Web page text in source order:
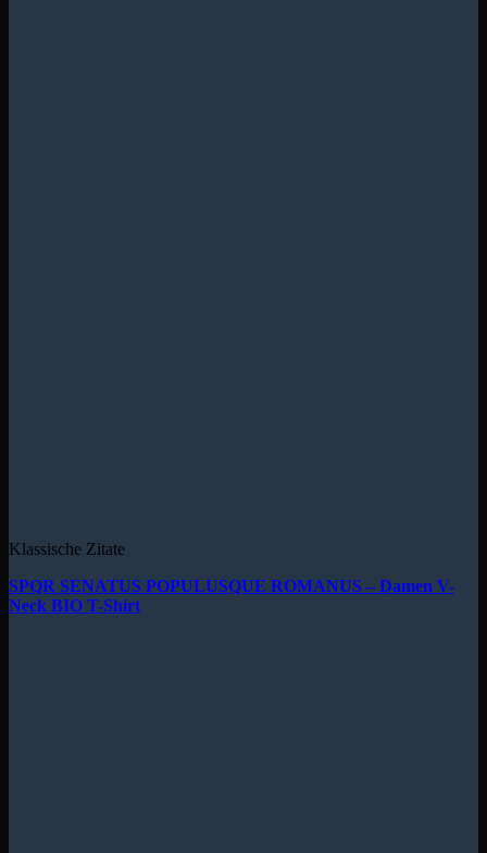
Klassische Zitate
SPQR SENATUS POPULUSQUE ROMANUS – Damen V-
Neck BIO T-Shirt